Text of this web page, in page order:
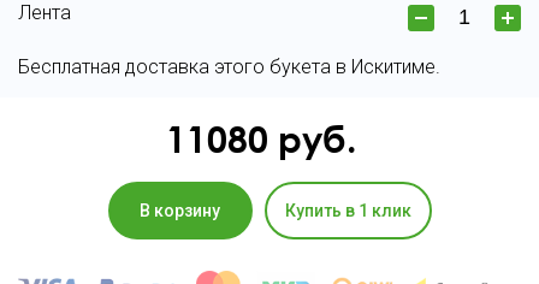
Лента
Бесплатная доставка этого букета в Искитиме.
11080 руб.
В корзину Купить в 1 клик